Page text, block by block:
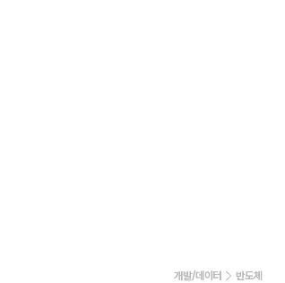
개발/데이터 반도체